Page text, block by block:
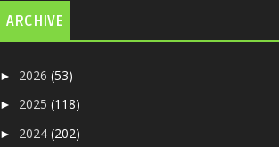
ARCHIVE
► 2026(53)
► 2025(118)
► 2024(202)